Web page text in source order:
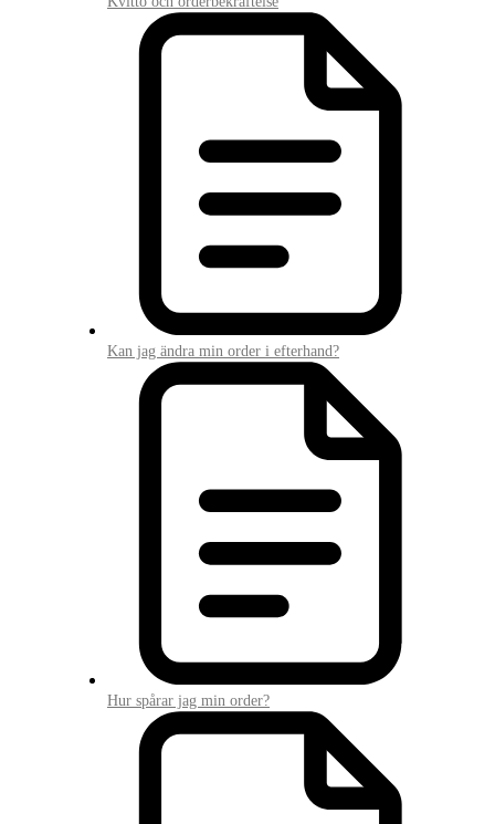
Kan jag ändra min order i efterhand?
Hur spårar jag min order?